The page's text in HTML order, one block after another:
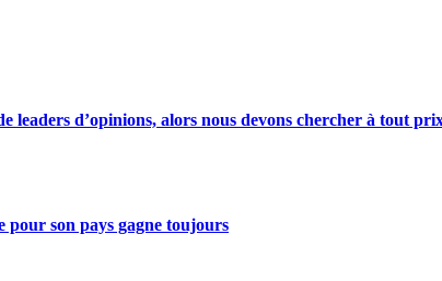
leaders d’opinions, alors nous devons chercher à tout
pour son pays gagne toujours